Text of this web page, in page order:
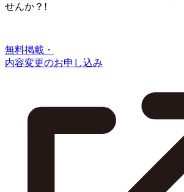
せんか？!
無料掲載・
内容変更のお申し込み